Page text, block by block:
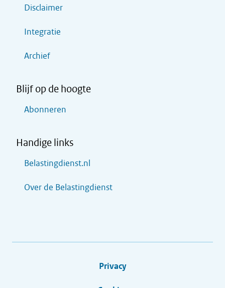
Disclaimer
Integratie
Archief
Blijf op de hoogte
Abonneren
Handige links
Belastingdienst.nl
Over de Belastingdienst
Privacy